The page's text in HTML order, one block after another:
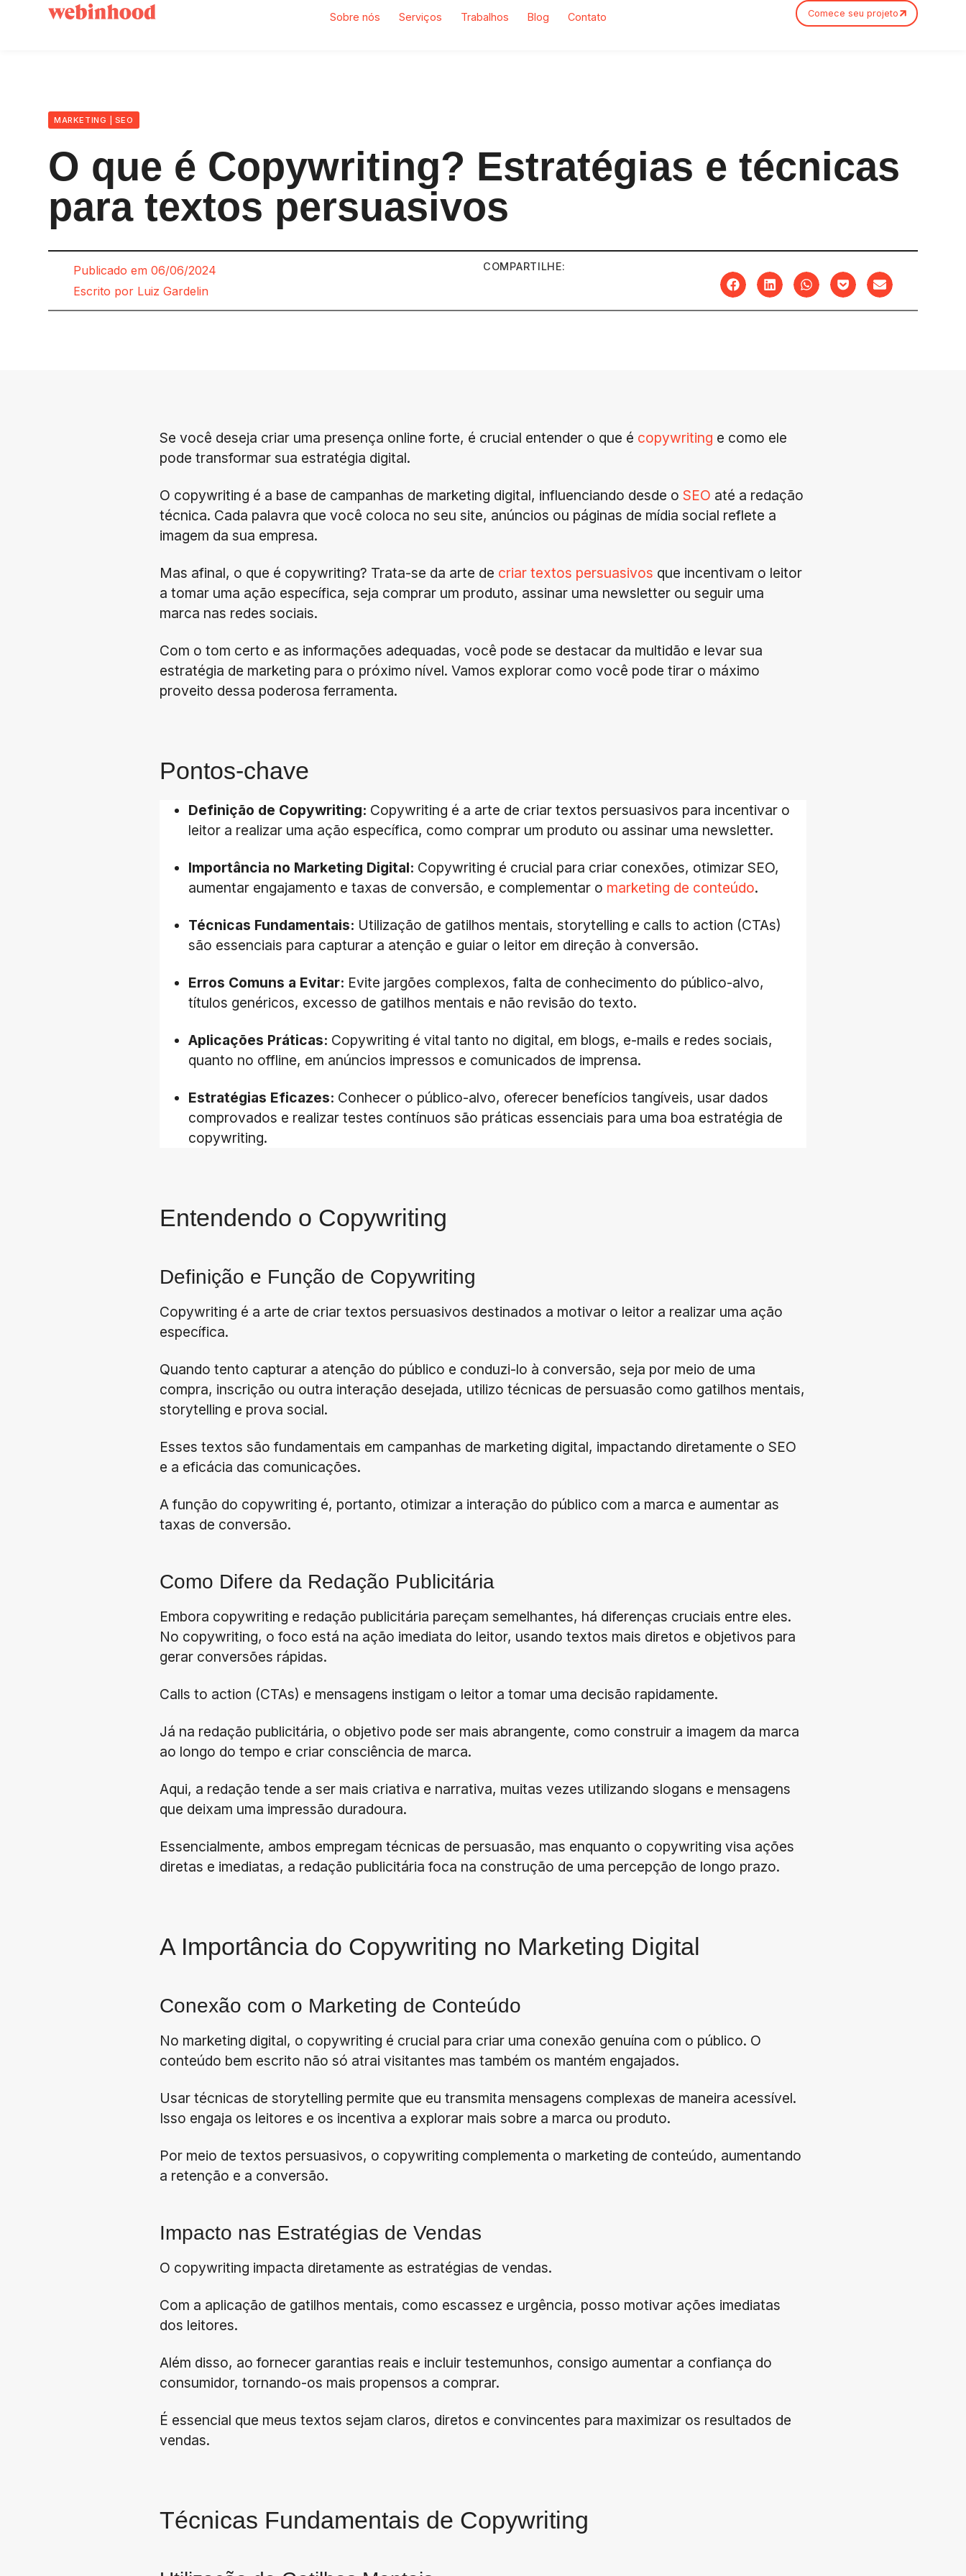
Sobre nós Serviços Trabalhos Blog Contato Comece seu projeto
MARKETING SEO
O que é Copywriting? Estratégias e técnicas
para textos persuasivos
Publicado em 06/06/2024
Escrito por Luiz Gardelin
COMPARTILHE:
Se você deseja criar uma presença online forte, é crucial entender o que é copywriting e como ele
pode transformar sua estratégia digital.
O copywriting é a base de campanhas de marketing digital, influenciando desde o SEO até a redação
técnica. Cada palavra que você coloca no seu site, anúncios ou páginas de mídia social reflete a
imagem da sua empresa.
Mas afinal, o que é copywriting? Trata-se da arte de criar textos persuasivos que incentivam o leitor
a tomar uma ação específica, seja comprar um produto, assinar uma newsletter ou seguir uma
marca nas redes sociais.
Com o tom certo e as informações adequadas, você pode se destacar da multidão e levar sua
estratégia de marketing para o próximo nível. Vamos explorar como você pode tirar o máximo
proveito dessa poderosa ferramenta.
Pontos-chave
Definição de Copywriting: Copywriting é a arte de criar textos persuasivos para incentivar o
leitor a realizar uma ação específica, como comprar um produto ou assinar uma newsletter.
Importância no Marketing Digital: Copywriting é crucial para criar conexões, otimizar SEO,
aumentar engajamento e taxas de conversão, e complementar o marketing de conteúdo.
Técnicas Fundamentais: Utilização de gatilhos mentais, storytelling e calls to action (CTAs)
são essenciais para capturar a atenção e guiar o leitor em direção à conversão.
Erros Comuns a Evitar: Evite jargões complexos, falta de conhecimento do público-alvo,
títulos genéricos, excesso de gatilhos mentais e não revisão do texto.
Aplicações Práticas: Copywriting é vital tanto no digital, em blogs, e-mails e redes sociais,
quanto no offline, em anúncios impressos e comunicados de imprensa.
Estratégias Eficazes: Conhecer o público-alvo, oferecer benefícios tangíveis, usar dados
comprovados e realizar testes contínuos são práticas essenciais para uma boa estratégia de
copywriting.
Entendendo o Copywriting
Definição e Função de Copywriting
Copywriting é a arte de criar textos persuasivos destinados a motivar o leitor a realizar uma ação
específica.
Quando tento capturar a atenção do público e conduzi-lo à conversão, seja por meio de uma
compra, inscrição ou outra interação desejada, utilizo técnicas de persuasão como gatilhos mentais,
storytelling e prova social.
Esses textos são fundamentais em campanhas de marketing digital, impactando diretamente o SEO
e a eficácia das comunicações.
A função do copywriting é, portanto, otimizar a interação do público com a marca e aumentar as
taxas de conversão.
Como Difere da Redação Publicitária
Embora copywriting e redação publicitária pareçam semelhantes, há diferenças cruciais entre eles.
No copywriting, o foco está na ação imediata do leitor, usando textos mais diretos e objetivos para
gerar conversões rápidas.
Calls to action (CTAs) e mensagens instigam o leitor a tomar uma decisão rapidamente.
Já na redação publicitária, o objetivo pode ser mais abrangente, como construir a imagem da marca
ao longo do tempo e criar consciência de marca.
Aqui, a redação tende a ser mais criativa e narrativa, muitas vezes utilizando slogans e mensagens
que deixam uma impressão duradoura.
Essencialmente, ambos empregam técnicas de persuasão, mas enquanto o copywriting visa ações
diretas e imediatas, a redação publicitária foca na construção de uma percepção de longo prazo.
A Importância do Copywriting no Marketing Digital
Conexão com o Marketing de Conteúdo
No marketing digital, o copywriting é crucial para criar uma conexão genuína com o público. O
conteúdo bem escrito não só atrai visitantes mas também os mantém engajados.
Usar técnicas de storytelling permite que eu transmita mensagens complexas de maneira acessível.
Isso engaja os leitores e os incentiva a explorar mais sobre a marca ou produto.
Por meio de textos persuasivos, o copywriting complementa o marketing de conteúdo, aumentando
a retenção e a conversão.
Impacto nas Estratégias de Vendas
O copywriting impacta diretamente as estratégias de vendas.
Com a aplicação de gatilhos mentais, como escassez e urgência, posso motivar ações imediatas
dos leitores.
Além disso, ao fornecer garantias reais e incluir testemunhos, consigo aumentar a confiança do
consumidor, tornando-os mais propensos a comprar.
É essencial que meus textos sejam claros, diretos e convincentes para maximizar os resultados de
vendas.
Técnicas Fundamentais de Copywriting